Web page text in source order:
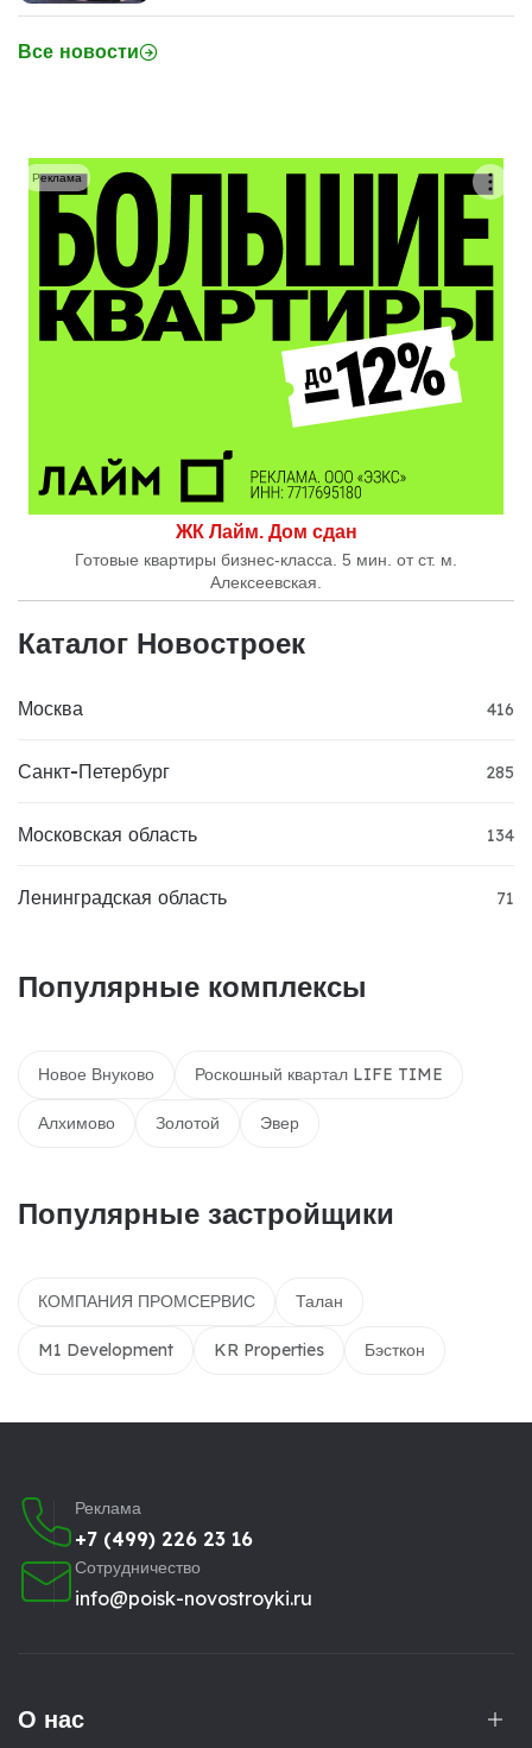
Все новости
ЖК Лайм. Дом сдан
Готовые квартиры бизнес-класса. 5 мин. от ст. м.
Алексеевская.
Реклама
Каталог Новостроек
Москва 416
Санкт-Петербург 285
Московская область 134
Ленинградская область 71
Популярные комплексы
Новое Внуково Роскошный квартал LIFE TIME
Алхимово Золотой Эвер
Популярные застройщики
КОМПАНИЯ ПРОМСЕРВИС Талан
M1 Development KR Properties Бэсткон
Реклама
+7 (499) 226 23 16
Сотрудничество
info@poisk-novostroyki.ru
О нас